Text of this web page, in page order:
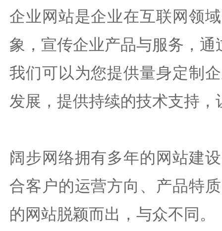
企业网站是企业在互联网领
象，宣传企业产品与服务，
我们可以为您提供量身定制
发展，提供持续的技术支持
阔步网络拥有多年的网站建
合客户的运营方向、产品特
的网站脱颖而出，与众不同。